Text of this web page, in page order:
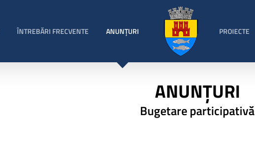
ÎNTREBĂRI FRECVENTE ANUNȚURI PROIECTE
ANUNȚURI
Bugetare participativă